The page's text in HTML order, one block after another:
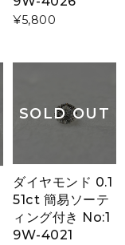
¥5,800
SOLD OUT
ダイヤモンド 0.1
51ct 簡易ソーテ
ィング付き No:1
9W-4021